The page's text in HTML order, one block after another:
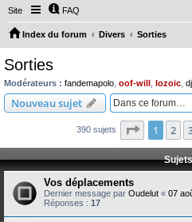
Site FAQ
Index du forum Divers Sorties
Sorties
Modérateurs : fandemapolo oof-will lozoic
Nouveau sujet
390 sujets Page 1sur
1 2
Sujets
Vos déplacements
Dernier message par Oudelut « 07
Réponses : 17